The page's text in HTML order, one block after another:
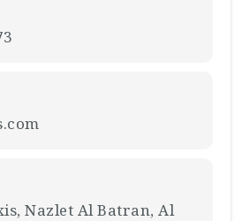
Nazlet Al Batran, Al